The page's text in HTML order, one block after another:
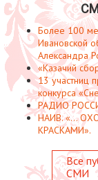
Более 100
Ивановской
Александра
«Казачий
13 участниц
конкурса
РАДИО
НАИВ. «...
КРАСКАМИ».
Все
СМИ